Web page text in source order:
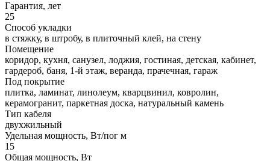
Гарантия, лет
25
Способ укладки
в стяжку, в штробу, в плиточный клей, на стену
Помещение
коридор, кухня, санузел, лоджия, гостиная, детская, кабинет,
гардероб, баня, 1-й этаж, веранда, прачечная, гараж
Под покрытие
плитка, ламинат, линолеум, кварцвинил, ковролин,
керамогранит, паркетная доска, натуральный камень
Тип кабеля
двухжильный
Удельная мощность, Вт/пог м
15
Общая мощность, Вт